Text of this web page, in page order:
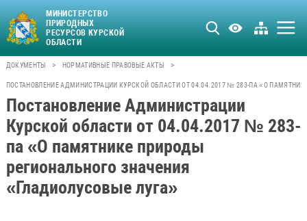
МИНИСТЕРСТВО
ПРИРОДНЫХ
РЕСУРСОВ КУРСКОЙ
ОБЛАСТИ
ДОКУМЕНТЫ > НОРМАТИВНЫЕ ПРАВОВЫЕ АКТЫ >
ПОСТАНОВЛЕНИЕ АДМИНИСТРАЦИИ КУРСКОЙ ОБЛАСТИ ОТ 04.04.2017 № 283-ПА «О
Постановление Администрации
Курской области от 04.04.2017 № 283-
па «О памятнике природы
регионального значения
«Гладиолусовые луга»